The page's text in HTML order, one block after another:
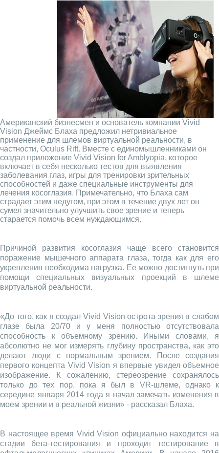
Американский бизнесмен и основатель компании Vivid
Vision Джеймс Блаха предложил нетривиальное
применение для шлемов виртуальной реальности, в
частности, Oculus Rift. Вместе с единомышленниками он
создал приложение Vivid Vision for Amblyopia, которое
включает в себя несколько тестов для выявления
заболевания глаз, игры для тренировки зрительных
способностей и даже специальные инструменты для
лечения косоглазия. Примечательно, что Блаха сам
страдает этим недугом, при этом в течение двух лет он
сумел значительно улучшить свое зрение и теперь
старается помочь всем нуждающимся.
Причиной развития косоглазия чаще всего становится
поражение мышечного аппарата глаза, тогда как для его
укрепления необходима нагрузка. Ее можно достигнуть при
помощи специальных визуальных проекций в шлеме
виртуальной реальности.
«До того, как я создал Vivid Vision острота зрения в слабом
глазе была 20/70 и у меня полностью отсутствовала
способность к объемному зрению. Иными словами, я
абсолютно не мог измерять глубину пространства, как это
делают люди с нормальным зрением. После создания
первого концепта Vivid Vision я впервые увидел объемное
изображение. К сожалению, стереозрение сохранялось
только до тех пор, пока я был в VR-шлеме, однако к
середине января 2014 года я начал замечать изменения в
моем зрении и в реальной жизни» - рассказал Блаха.
В настоящее время Vivid Vision официально находится на
стадии бета-тестирования и проходит тестирование в